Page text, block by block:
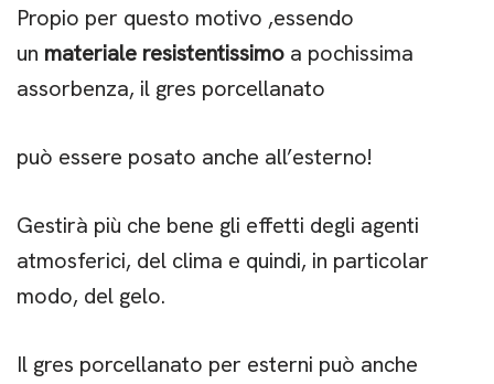
Propio per questo motivo ,essendo
un materiale resistentissimo a pochissima
assorbenza, il gres porcellanato
può essere posato anche all’esterno!
Gestirà più che bene gli effetti degli agenti
atmosferici, del clima e quindi, in particolar
modo, del gelo.
Il gres porcellanato per esterni può anche